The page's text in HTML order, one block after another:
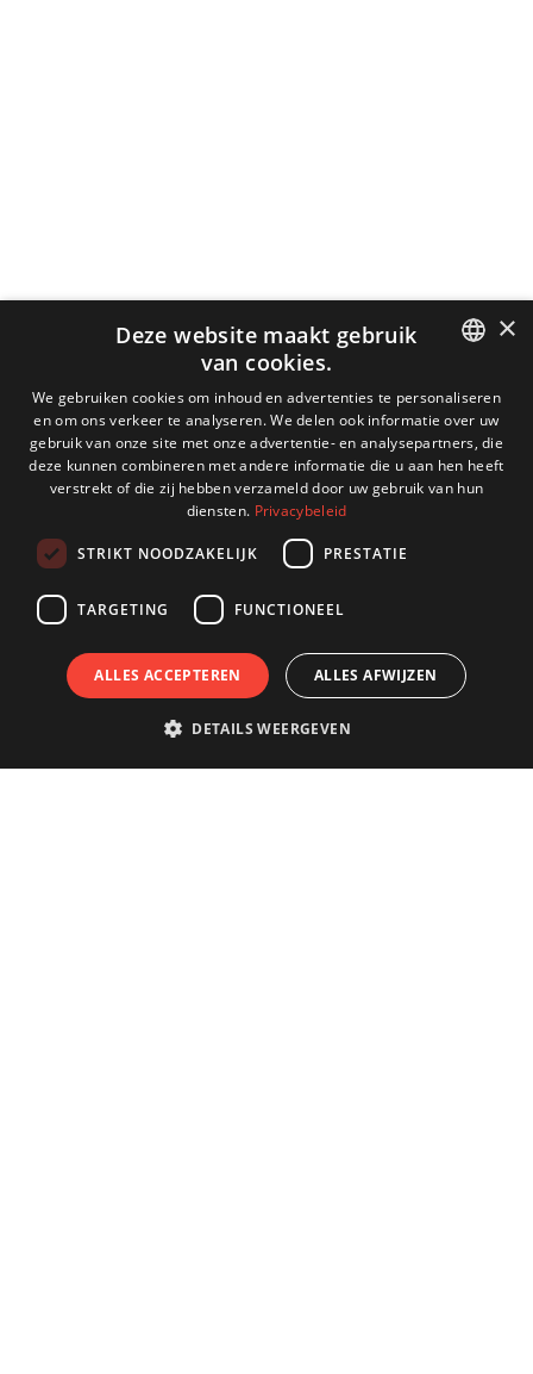
DUTCH
GERMAN
×
Deze website maakt gebruik
van cookies.
We gebruiken cookies om inhoud en advertenties te personaliseren
en om ons verkeer te analyseren. We delen ook informatie over uw
gebruik van onze site met onze advertentie- en analysepartners, die
deze kunnen combineren met andere informatie die u aan hen heeft
verstrekt of die zij hebben verzameld door uw gebruik van hun
diensten. Privacybeleid
STRIKT NOODZAKELIJK PRESTATIE
TARGETING FUNCTIONEEL
ALLES ACCEPTEREN ALLES AFWIJZEN
DETAILS WEERGEVEN